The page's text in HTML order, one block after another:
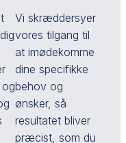
Vi skræddersyer
vores tilgang til
at imødekomme
dine specifikke
behov og
ønsker, så
resultatet bliver
præcist, som du